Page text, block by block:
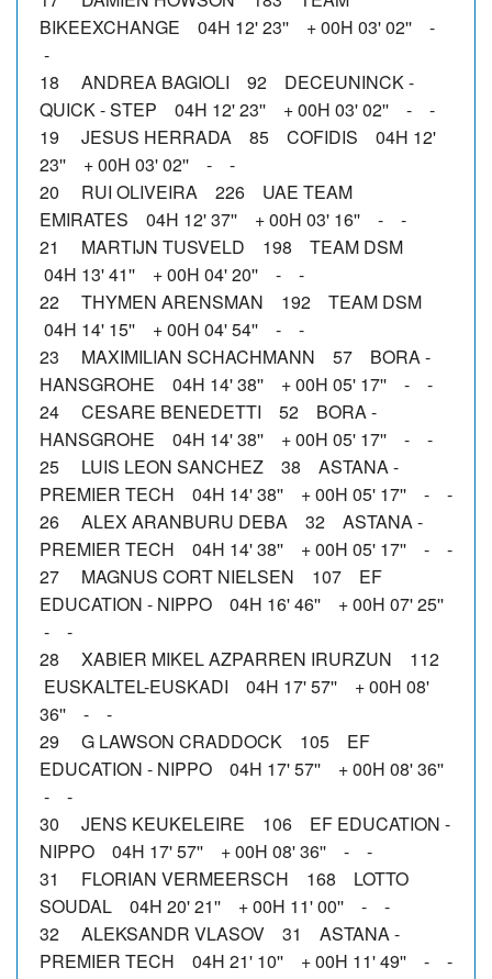
BIKEEXCHANGE 04H 12' 23'' + 00H 03' 02'' -
-
18 ANDREA BAGIOLI 92 DECEUNINCK -
QUICK - STEP 04H 12' 23'' + 00H 03' 02'' - -
19 JESUS HERRADA 85 COFIDIS 04H 12'
23'' + 00H 03' 02'' - -
20 RUI OLIVEIRA 226 UAE TEAM
EMIRATES 04H 12' 37'' + 00H 03' 16'' - -
21 MARTIJN TUSVELD 198 TEAM DSM
04H 13' 41'' + 00H 04' 20'' - -
22 THYMEN ARENSMAN 192 TEAM DSM
04H 14' 15'' + 00H 04' 54'' - -
23 MAXIMILIAN SCHACHMANN 57 BORA -
HANSGROHE 04H 14' 38'' + 00H 05' 17'' - -
24 CESARE BENEDETTI 52 BORA -
HANSGROHE 04H 14' 38'' + 00H 05' 17'' - -
25 LUIS LEON SANCHEZ 38 ASTANA -
PREMIER TECH 04H 14' 38'' + 00H 05' 17'' - -
26 ALEX ARANBURU DEBA 32 ASTANA -
PREMIER TECH 04H 14' 38'' + 00H 05' 17'' - -
27 MAGNUS CORT NIELSEN 107 EF
EDUCATION - NIPPO 04H 16' 46'' + 00H 07' 25''
- -
28 XABIER MIKEL AZPARREN IRURZUN 112
EUSKALTEL-EUSKADI 04H 17' 57'' + 00H 08'
36'' - -
29 G LAWSON CRADDOCK 105 EF
EDUCATION - NIPPO 04H 17' 57'' + 00H 08' 36''
- -
30 JENS KEUKELEIRE 106 EF EDUCATION -
NIPPO 04H 17' 57'' + 00H 08' 36'' - -
31 FLORIAN VERMEERSCH 168 LOTTO
SOUDAL 04H 20' 21'' + 00H 11' 00'' - -
32 ALEKSANDR VLASOV 31 ASTANA -
PREMIER TECH 04H 21' 10'' + 00H 11' 49'' - -